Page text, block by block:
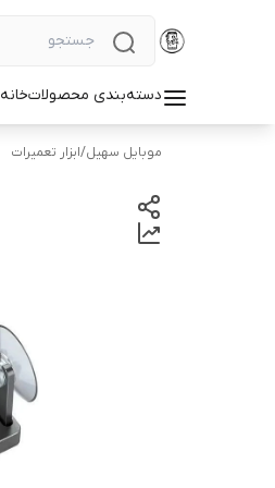
دسته‌بندی محصولاتخانه
موبایل سهیل/ابزار تعمیرات